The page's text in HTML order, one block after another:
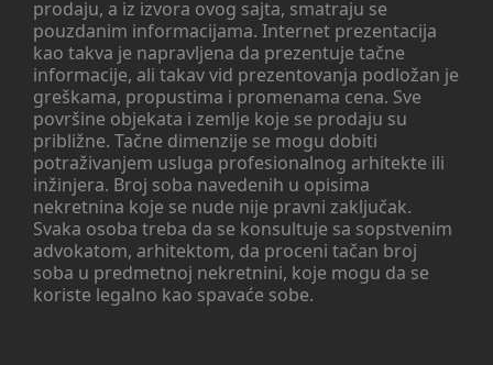
prodaju, a iz izvora ovog sajta, smatraju se
pouzdanim informacijama. Internet prezentacija
kao takva je napravljena da prezentuje tačne
informacije, ali takav vid prezentovanja podložan je
greškama, propustima i promenama cena. Sve
površine objekata i zemlje koje se prodaju su
približne. Tačne dimenzije se mogu dobiti
potraživanjem usluga profesionalnog arhitekte ili
inžinjera. Broj soba navedenih u opisima
nekretnina koje se nude nije pravni zaključak.
Svaka osoba treba da se konsultuje sa sopstvenim
advokatom, arhitektom, da proceni tačan broj
soba u predmetnoj nekretnini, koje mogu da se
koriste legalno kao spavaće sobe.